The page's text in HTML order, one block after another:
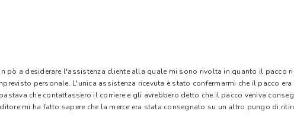
pò a desiderare l'assistenza cliente alla quale mi sono rivolta in quanto il pacco
personale. L'unica assistenza ricevuta è stato confermarmi che il pacco
che contattassero il corriere e gli avrebbero detto che il pacco veniva
mi ha fatto sapere che la merce era stata consegnato su un altro pungo di